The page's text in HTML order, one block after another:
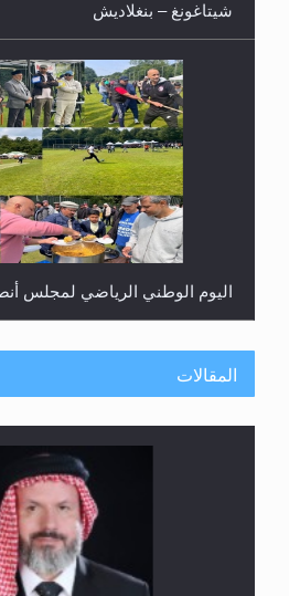
شيتاغونغ – بنغلاديش
اليوم الوطني الرياضي لمجلس
إتمام حفظ القرآن الكريم
المقالات